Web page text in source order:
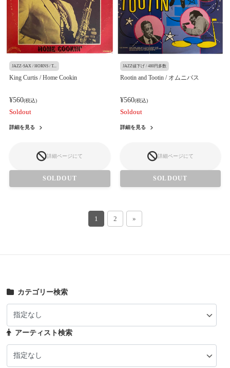
JAZZ-SAX / HORNS / T...
King Curtis / Home Cookin
¥560(税込)
Soldout
詳細を見る
詳細ページにて
SOLDOUT
JAZZ値下げ / 480円多数
Rootin and Tootin / オムニバス
¥560(税込)
Soldout
詳細を見る
詳細ページにて
SOLDOUT
1 2 »
カテゴリー検索
アーティスト検索